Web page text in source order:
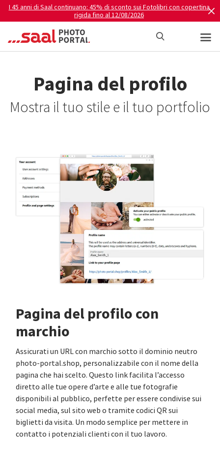
I 45 anni di Saal continuano: 45% di sconto sui Fotolibri con copertina
rigida fino al 12/08/2026
Pagina del profilo
Mostra il tuo stile e il tuo portfolio
Pagina del profilo con
marchio
Assicurati un URL con marchio sotto il dominio neutro
photo-portal.shop, personalizzabile con il nome della
pagina che hai scelto. Questo link facilita l’accesso
diretto alle tue opere d’arte e alle tue fotografie
disponibili al pubblico, perfette per essere condivise sui
social media, sul sito web o tramite codici QR sui
biglietti da visita. Un modo semplice per mettere in
contatto i potenziali clienti con il tuo lavoro.